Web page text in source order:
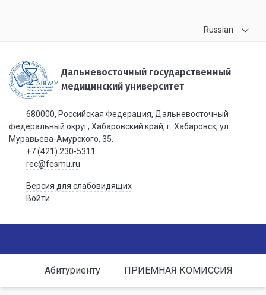
Russian
Дальневосточный государственный
медицинский университет
680000, Российская Федерация, Дальневосточный
федеральный округ, Хабаровский край, г. Хабаровск, ул.
Муравьева-Амурского, 35.
+7 (421) 230-5311
rec@fesmu.ru
Версия для слабовидящих
Войти
Абитуриенту ПРИЕМНАЯ КОМИССИЯ